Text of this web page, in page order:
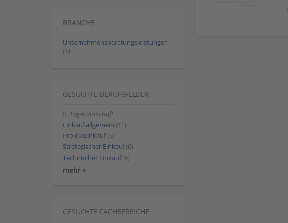
BRANCHE
Unternehmensberatungsleistungen
(1)
GESUCHTE BERUFSFELDER
Lagerwirtschaft
Einkauf allgemein (11)
Projekteinkauf (6)
Strategischer Einkauf (6)
Technischer Einkauf (6)
mehr »
GESUCHTE FACHBEREICHE